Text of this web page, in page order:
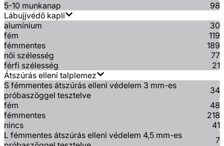
5-10 munkanap
98
Lábujjvédő kapli
alumínium
30
fém
119
fémmentes
189
női szélesség
77
férfi szélesség
21
Átszúrás elleni talplemez
S fémmentes átszúrás elleni védelem 3 mm-es
próbaszöggel tesztelve
34
fém
48
fémmentes
218
nincs
41
L fémmentes átszúrás elleni védelem 4,5 mm-es
7